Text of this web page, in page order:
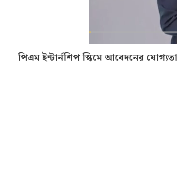
পিএম ইন্টার্নশিপ স্কিমে আবেদনের যোগ্যতা